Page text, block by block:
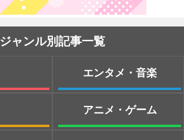
ジャンル別記事一覧
エンタメ・音楽
アニメ・ゲーム